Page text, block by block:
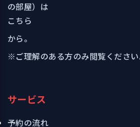
の部屋）は
こちら
から。
※ご理解のある方のみ閲覧ください
サービス
予約の流れ